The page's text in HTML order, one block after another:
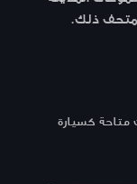
ذلك.
متاحة كسيارة